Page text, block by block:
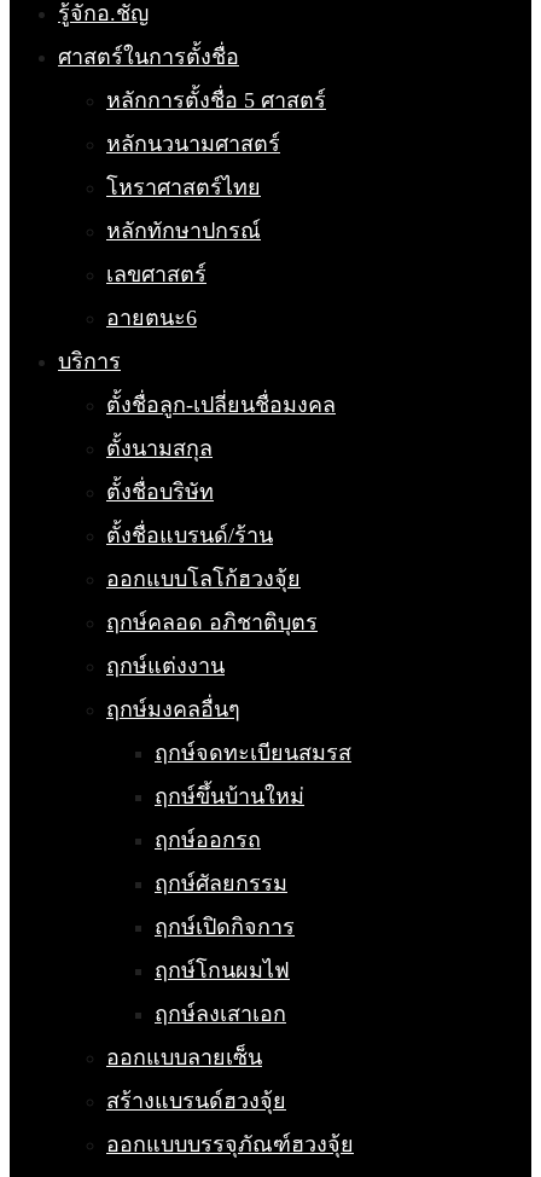
รู้จักอ.ชัญ
ศาสตร์ในการตั้งชื่อ
หลักการตั้งชื่อ 5 ศาสตร์
หลักนวนามศาสตร์
โหราศาสตร์ไทย
หลักทักษาปกรณ์
เลขศาสตร์
อายตนะ6
บริการ
ตั้งชื่อลูก-เปลี่ยนชื่อมงคล
ตั้งนามสกุล
ตั้งชื่อบริษัท
ตั้งชื่อแบรนด์/ร้าน
ออกแบบโลโก้ฮวงจุ้ย
ฤกษ์คลอด อภิชาติบุตร
ฤกษ์แต่งงาน
ฤกษ์มงคลอื่นๆ
ฤกษ์จดทะเบียนสมรส
ฤกษ์ขึ้นบ้านใหม่
ฤกษ์ออกรถ
ฤกษ์ศัลยกรรม
ฤกษ์เปิดกิจการ
ฤกษ์โกนผมไฟ
ฤกษ์ลงเสาเอก
ออกแบบลายเซ็น
สร้างแบรนด์ฮวงจุ้ย
ออกแบบบรรจุภัณฑ์ฮวงจุ้ย